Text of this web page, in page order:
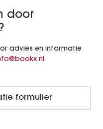
door
advies en informatie
formulier